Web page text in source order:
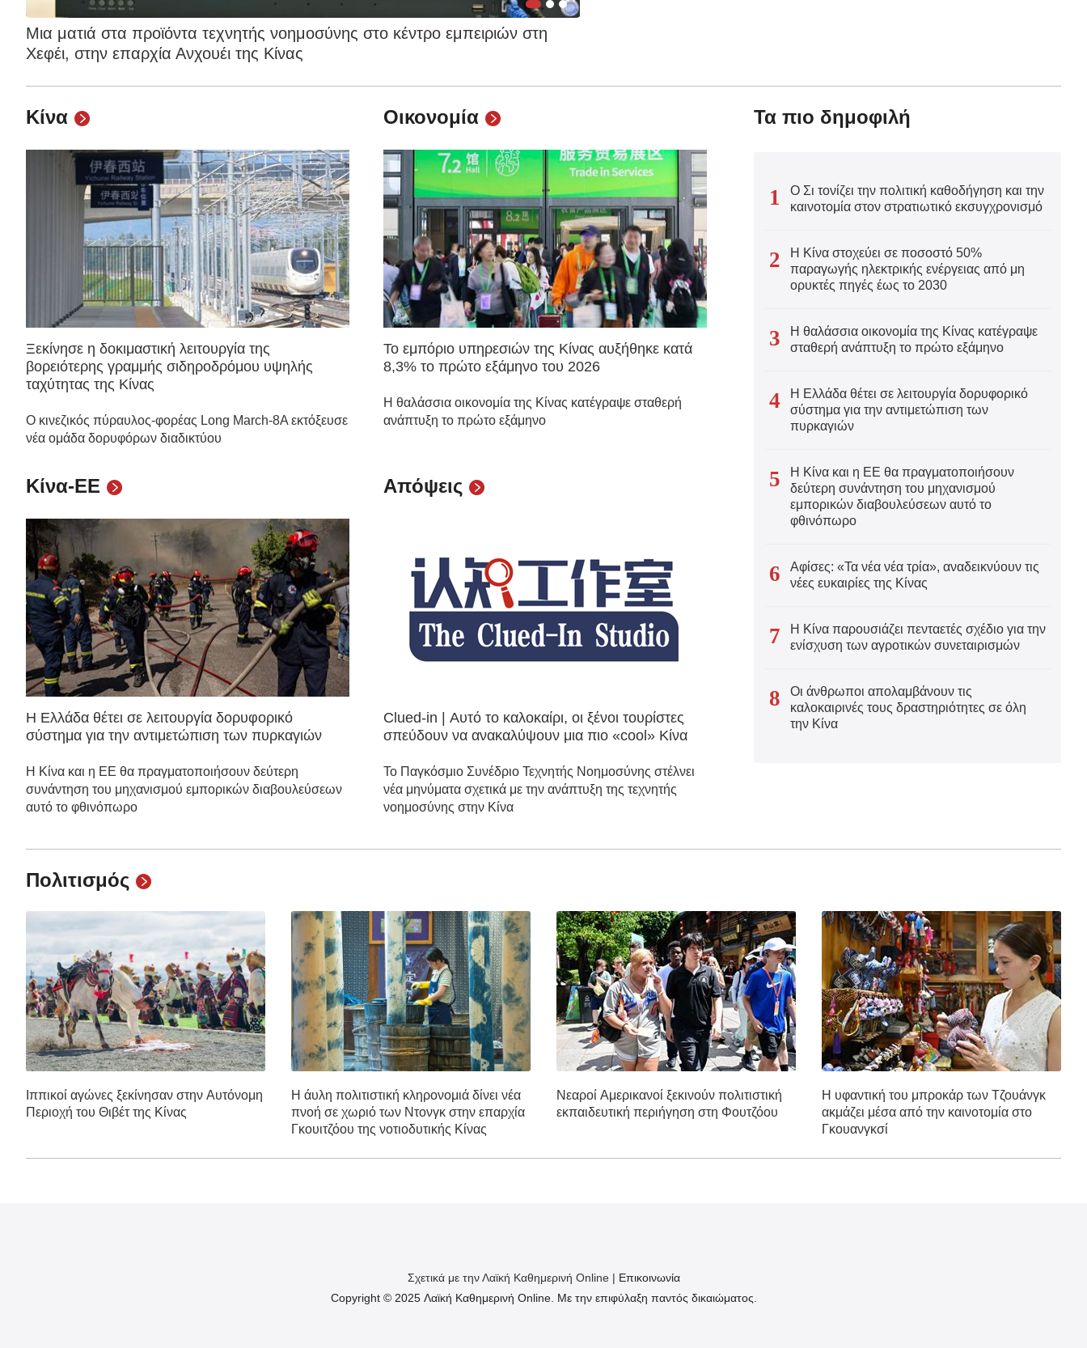
Μια ματιά στα προϊόντα τεχνητής νοημοσύνης στο κέντρο εμπειριών στη
Χεφέι, στην επαρχία Ανχουέι της Κίνας
Κίνα
Ξεκίνησε η δοκιμαστική λειτουργία της
βορειότερης γραμμής σιδηροδρόμου υψηλής
ταχύτητας της Κίνας
Ο κινεζικός πύραυλος-φορέας Long March-8A εκτόξευσε
νέα ομάδα δορυφόρων διαδικτύου
Οικονομία
Το εμπόριο υπηρεσιών της Κίνας αυξήθηκε κατά
8,3% το πρώτο εξάμηνο του 2026
Η θαλάσσια οικονομία της Κίνας κατέγραψε σταθερή
ανάπτυξη το πρώτο εξάμηνο
Κίνα-ΕΕ
Η Ελλάδα θέτει σε λειτουργία δορυφορικό
σύστημα για την αντιμετώπιση των πυρκαγιών
Η Κίνα και η ΕΕ θα πραγματοποιήσουν δεύτερη
συνάντηση του μηχανισμού εμπορικών διαβουλεύσεων
αυτό το φθινόπωρο
Απόψεις
Clued-in | Αυτό το καλοκαίρι, οι ξένοι τουρίστες
σπεύδουν να ανακαλύψουν μια πιο «cool» Κίνα
Το Παγκόσμιο Συνέδριο Τεχνητής Νοημοσύνης στέλνει
νέα μηνύματα σχετικά με την ανάπτυξη της τεχνητής
νοημοσύνης στην Κίνα
Τα πιο δημοφιλή
1
Ο Σι τονίζει την πολιτική καθοδήγηση και την
καινοτομία στον στρατιωτικό εκσυγχρονισμό
2
Η Κίνα στοχεύει σε ποσοστό 50%
παραγωγής ηλεκτρικής ενέργειας από μη
ορυκτές πηγές έως το 2030
3
Η θαλάσσια οικονομία της Κίνας κατέγραψε
σταθερή ανάπτυξη το πρώτο εξάμηνο
4
Η Ελλάδα θέτει σε λειτουργία δορυφορικό
σύστημα για την αντιμετώπιση των
πυρκαγιών
5
Η Κίνα και η ΕΕ θα πραγματοποιήσουν
δεύτερη συνάντηση του μηχανισμού
εμπορικών διαβουλεύσεων αυτό το
φθινόπωρο
6
Αφίσες: «Τα νέα νέα τρία», αναδεικνύουν τις
νέες ευκαιρίες της Κίνας
7
Η Κίνα παρουσιάζει πενταετές σχέδιο για την
ενίσχυση των αγροτικών συνεταιρισμών
8
Οι άνθρωποι απολαμβάνουν τις
καλοκαιρινές τους δραστηριότητες σε όλη
την Κίνα
Πολιτισμός
Ιππικοί αγώνες ξεκίνησαν στην Αυτόνομη
Περιοχή του Θιβέτ της Κίνας
Η άυλη πολιτιστική κληρονομιά δίνει νέα
πνοή σε χωριό των Ντονγκ στην επαρχία
Γκουιτζόου της νοτιοδυτικής Κίνας
Νεαροί Αμερικανοί ξεκινούν πολιτιστική
εκπαιδευτική περιήγηση στη Φουτζόου
Η υφαντική του μπροκάρ των Τζουάνγκ
ακμάζει μέσα από την καινοτομία στο
Γκουανγκσί
Σχετικά με την Λαϊκή Καθημερινή Online | Επικοινωνία
Copyright © 2025 Λαϊκή Καθημερινή Online. Με την επιφύλαξη παντός δικαιώματος.